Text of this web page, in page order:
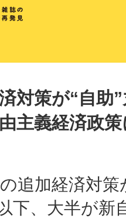
対策が“自助
主義経済政